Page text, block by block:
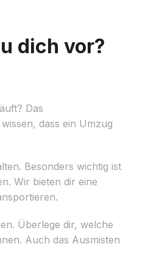
dich vor?
Das
dass ein Umzug
Besonders wichtig ist
Wir bieten dir eine
Überlege dir, welche
Auch das Ausmisten